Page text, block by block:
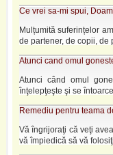
Ce vrei sa-mi spui,
Mulțumită suferințelor
de partener, de copii, de
Atunci cand omul
Atunci când omul
înţelepţeşte şi se
Remediu pentru teama
Vă îngrijoraţi că veţi
vă împiedică să vă